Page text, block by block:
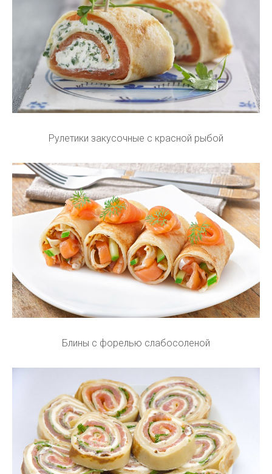
Рулетики закусочные с красной рыбой
Блины с форелью слабосоленой